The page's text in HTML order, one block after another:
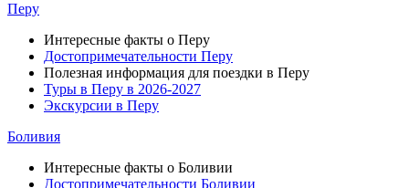
Перу
Интересные факты о Перу
Достопримечательности Перу
Полезная информация для поездки в Перу
Туры в Перу в 2026-2027
Экскурсии в Перу
Боливия
Интересные факты о Боливии
Достопримечательности Боливии